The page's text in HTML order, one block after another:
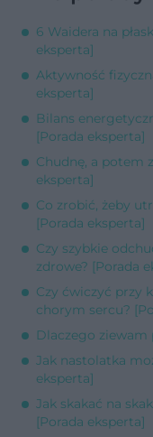
6 Waidera na
eksperta]
Aktywność
eksperta]
Bilans
[Porada eksperta]
Chudnę, a potem
eksperta]
Co zrobić, żeby
[Porada eksperta]
Czy szybkie
zdrowe? [Porada
Czy ćwiczyć przy
chorym sercu?
Dlaczego ziewam
Jak nastolatka
eksperta]
Jak skakać na
[Porada eksperta]